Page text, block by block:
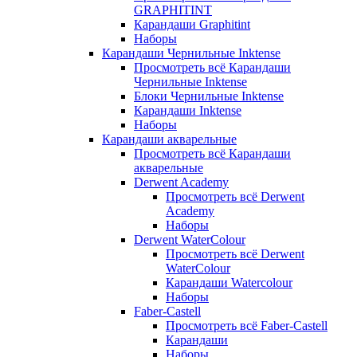
GRAPHITINT
Карандаши Graphitint
Наборы
Карандаши Чернильные Inktense
Просмотреть всё Карандаши
Чернильные Inktense
Блоки Чернильные Inktense
Карандаши Inktense
Наборы
Карандаши акварельные
Просмотреть всё Карандаши
акварельные
Derwent Academy
Просмотреть всё Derwent
Academy
Наборы
Derwent WaterColour
Просмотреть всё Derwent
WaterColour
Карандаши Watercolour
Наборы
Faber-Castell
Просмотреть всё Faber-Castell
Карандаши
Наборы